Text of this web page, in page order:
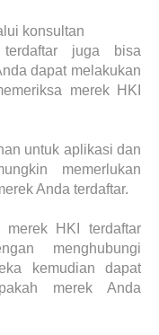
konsultan
juga bisa
dapat melakukan
merek HKI
untuk aplikasi dan
memerlukan
Anda terdaftar.
merek HKI terdaftar
menghubungi
kemudian dapat
merek Anda